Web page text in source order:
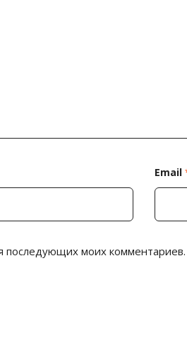
Email
последующих моих комментариев.